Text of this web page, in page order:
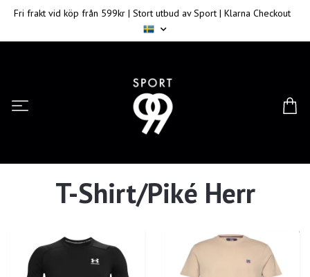
Fri frakt vid köp från 599kr | Stort utbud av Sport | Klarna Checkout
T-Shirt/Piké Herr